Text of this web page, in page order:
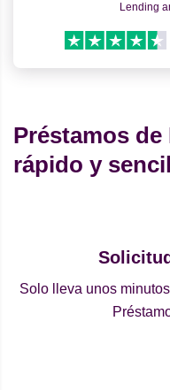
Lending
Préstamos de
rápido y
Solo lleva unos